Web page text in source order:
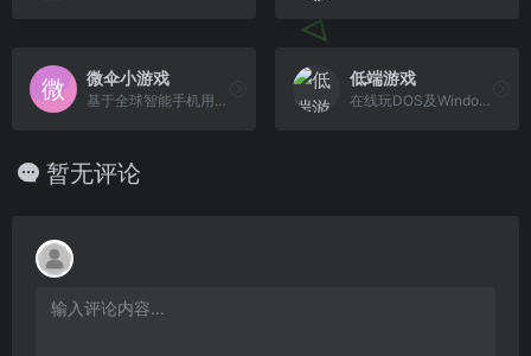
微伞小游戏
基于全球智能手机用户的兴趣，我们每周提供一款简单、好玩、免费的小游戏，所有游戏无须下载，即点即玩。游戏类型主要包括：智力游戏、休闲游戏、消除游戏、赛车游戏、社交游戏、...
低端游戏
在线玩DOS及Windows游戏,在线玩游戏,低端游戏
暂无评论